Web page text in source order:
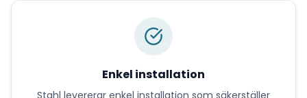
Enkel installation
Stahl levererar enkel installation som säkerställer